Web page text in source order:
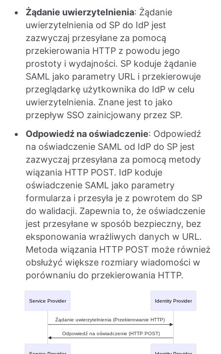
Żądanie uwierzytelnienia: Żądanie
uwierzytelnienia od SP do IdP jest
zazwyczaj przesyłane za pomocą
przekierowania HTTP z powodu jego
prostoty i wydajności. SP koduje żądanie
SAML jako parametry URL i przekierowuje
przeglądarkę użytkownika do IdP w celu
uwierzytelnienia. Znane jest to jako
przepływ SSO zainicjowany przez SP.
Odpowiedź na oświadczenie: Odpowiedź
na oświadczenie SAML od IdP do SP jest
zazwyczaj przesyłana za pomocą metody
wiązania HTTP POST. IdP koduje
oświadczenie SAML jako parametry
formularza i przesyła je z powrotem do SP
do walidacji. Zapewnia to, że oświadczenie
jest przesyłane w sposób bezpieczny, bez
eksponowania wrażliwych danych w URL.
Metoda wiązania HTTP POST może również
obsłużyć większe rozmiary wiadomości w
porównaniu do przekierowania HTTP.